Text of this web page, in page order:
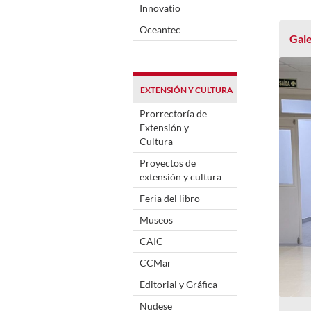
Innovatio
Oceantec
EXTENSIÓN Y CULTURA
Prorrectoría de
Extensión y
Cultura
Proyectos de
extensión y cultura
Feria del libro
Museos
CAIC
CCMar
Editorial y Gráfica
Nudese